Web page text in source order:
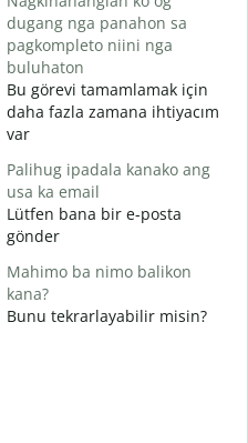
dugang nga panahon sa
pagkompleto niini nga
buluhaton
Bu görevi tamamlamak için
daha fazla zamana ihtiyacım
var
Palihug ipadala kanako ang
usa ka email
Lütfen bana bir e-posta
gönder
Mahimo ba nimo balikon
kana?
Bunu tekrarlayabilir misin?